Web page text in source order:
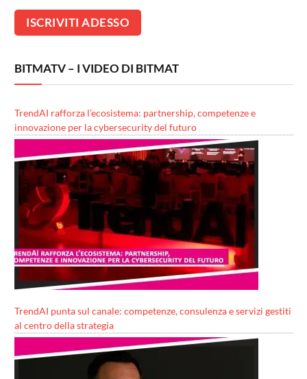
BITMATV – I VIDEO DI BITMAT
TrendAI rafforza l’ecosistema: partnership, competenze e
innovazione per la cybersecurity del futuro
TrendAI punta sul canale: competenze, consulenza e servizi gestiti
al centro della strategia